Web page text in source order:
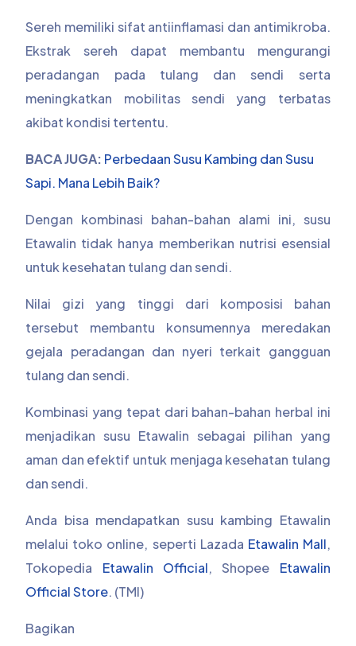
Sereh memiliki sifat antiinflamasi dan antimikroba.
Ekstrak sereh dapat membantu mengurangi
peradangan pada tulang dan sendi serta
meningkatkan mobilitas sendi yang terbatas
akibat kondisi tertentu.
BACA JUGA: Perbedaan Susu Kambing dan Susu
Sapi. Mana Lebih Baik?
Dengan kombinasi bahan-bahan alami ini, susu
Etawalin tidak hanya memberikan nutrisi esensial
untuk kesehatan tulang dan sendi.
Nilai gizi yang tinggi dari komposisi bahan
tersebut membantu konsumennya meredakan
gejala peradangan dan nyeri terkait gangguan
tulang dan sendi.
Kombinasi yang tepat dari bahan-bahan herbal ini
menjadikan susu Etawalin sebagai pilihan yang
aman dan efektif untuk menjaga kesehatan tulang
dan sendi.
Anda bisa mendapatkan susu kambing Etawalin
melalui toko online, seperti Lazada Etawalin Mall,
Tokopedia Etawalin Official, Shopee Etawalin
Official Store. (TMI)
Bagikan